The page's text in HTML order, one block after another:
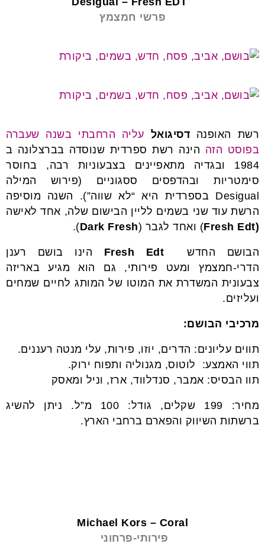
פרשי חמצמץ
רשת האופנה דסיגואל עליה הרחבתי בשנה שעברה
בפוסט הזה הינה רשת ספרדית שנוסדה בברצלונה ב
1984 ובגדיה מתאפיינים בצבעוניות רבה, בחוסר
סימטריות ובהדפסים ססגוניים (פירוש המילה
Desigual בספרדית היא “לא שווה”). השנה מוסיפה
הרשת עוד שני בשמים לליין הבישום שלה, אחד לאישה
(
Fresh Edt) ואחד לגבר (Dark Fresh
).
הבושם החדש Fresh Edt
הינו בושם רענן
הדרי-חמצמץ ומעט פירותי, גם הוא מגיע באריזה
צבעונית המשדרת את המוטו של המותג לחיים שמחים
ועליזים.
מרכיבי הבושם:
תווים עליונים: הדרים, יוזו, פירות, עלי מנטה רעננים.
תווי האמצע: לוטוס, מגנוליה ותפוח ירוק.
תוו הבסיס: אמבר, סנדלווד, ארז, וניל ומאסק
מחיר: 199 שקלים, גודל: 100 מ”ל. ניתן להשיג
ברשתות השיווק והפארם ברחבי הארץ.
Michael Kors – Coral
פירותי-פרחוני